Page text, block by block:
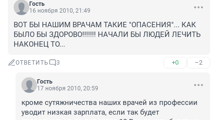
Гость
16 ноября 2010, 21:49
ВОТ БЫ НАШИМ ВРАЧАМ ТАКИЕ "ОПАСЕНИЯ"... КАК
БЫЛО БЫ ЗДОРОВО!!!!!!! НАЧАЛИ БЫ ЛЮДЕЙ ЛЕЧИТЬ
НАКОНЕЦ ТО...
ОТВЕТИТЬ 3 +0 –2
Гость
17 ноября 2010, 20:59
кроме сутяжничества наших врачей из профессии
уводит низкая зарплата, если так будет